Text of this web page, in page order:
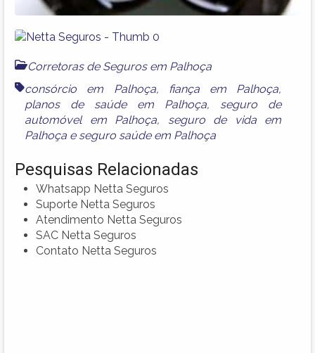
Corretoras de Seguros em Palhoça
consórcio em Palhoça, fiança em Palhoça,
planos de saúde em Palhoça, seguro de
automóvel em Palhoça, seguro de vida em
Palhoça e seguro saúde em Palhoça
Pesquisas Relacionadas
Whatsapp Netta Seguros
Suporte Netta Seguros
Atendimento Netta Seguros
SAC Netta Seguros
Contato Netta Seguros